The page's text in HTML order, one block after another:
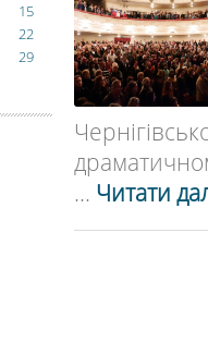
... Читати
15
22
29